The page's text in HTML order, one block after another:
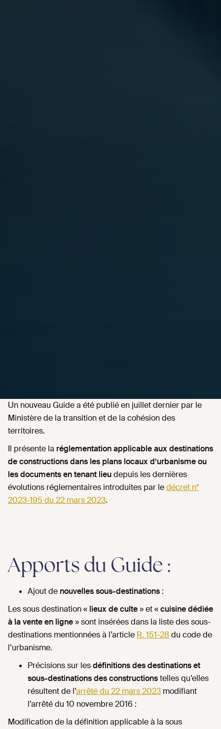
Un nouveau Guide a été publié en juillet dernier par le
Ministère de la transition et de la cohésion des
territoires.
Il présente la réglementation applicable aux destinations
de constructions dans les plans locaux d’urbanisme ou
les documents en tenant lieudepuis les dernières
évolutions réglementaires introduites par ledécret n°
2023-195 du 22 mars 2023.
Apports du Guide :
Ajout de nouvelles sous-destinations :
Les sous destination « lieux de culte» et «cuisine dédiée
à la vente en ligne» sont insérées dans la liste des sous-
destinations mentionnées à l’article R. 151-28du code de
l’urbanisme.
Précisions sur lesdéfinitionsdes destinations et
sous-destinations des constructionstelles qu’elles
résultent de l’arrêté du 22 mars 2023 modifiant
l’arrêté du 10 novembre 2016 :
Modification de la définition applicable à la sous